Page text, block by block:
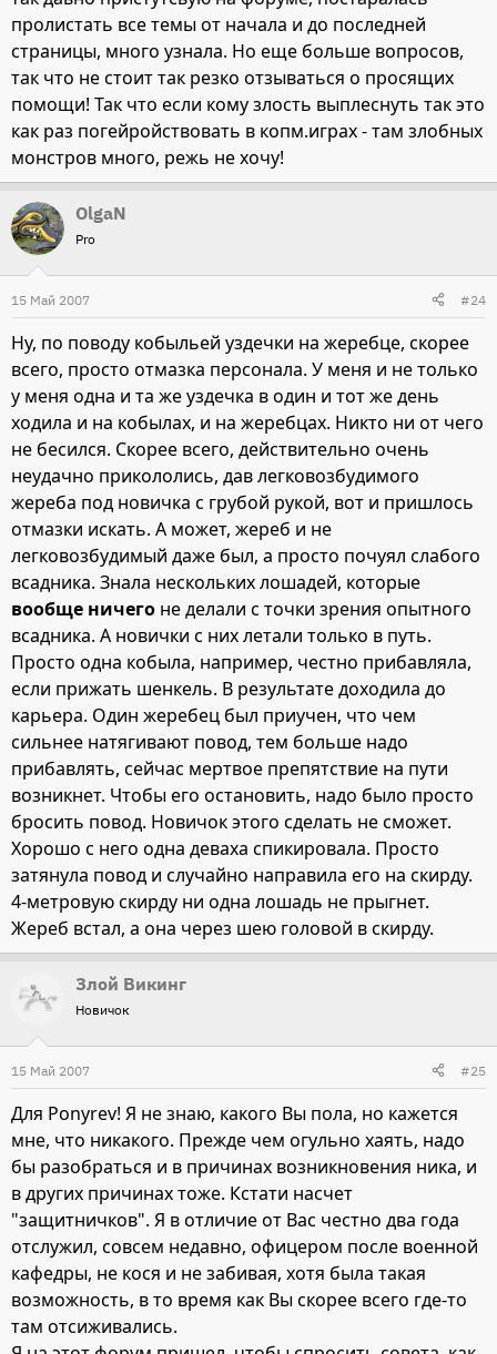
пролистать все темы от начала и до последней
страницы, много узнала. Но еще больше вопросов,
так что не стоит так резко отзываться о просящих
помощи! Так что если кому злость выплеснуть так это
как раз погейройствовать в копм.играх - там злобных
монстров много, режь не хочу!
OlgaN
Pro
15 Май 2007 #24
Ну, по поводу кобыльей уздечки на жеребце, скорее
всего, просто отмазка персонала. У меня и не только
у меня одна и та же уздечка в один и тот же день
ходила и на кобылах, и на жеребцах. Никто ни от чего
не бесился. Скорее всего, действительно очень
неудачно прикололись, дав легковозбудимого
жереба под новичка с грубой рукой, вот и пришлось
отмазки искать. А может, жереб и не
легковозбудимый даже был, а просто почуял слабого
всадника. Знала нескольких лошадей, которые
вообще ничего не делали с точки зрения опытного
всадника. А новички с них летали только в путь.
Просто одна кобыла, например, честно прибавляла,
если прижать шенкель. В результате доходила до
карьера. Один жеребец был приучен, что чем
сильнее натягивают повод, тем больше надо
прибавлять, сейчас мертвое препятствие на пути
возникнет. Чтобы его остановить, надо было просто
бросить повод. Новичок этого сделать не сможет.
Хорошо с него одна деваха спикировала. Просто
затянула повод и случайно направила его на скирду.
4-метровую скирду ни одна лошадь не прыгнет.
Жереб встал, а она через шею головой в скирду.
Злой Викинг
Новичок
15 Май 2007 #25
Для Ponyrev! Я не знаю, какого Вы пола, но кажется
мне, что никакого. Прежде чем огульно хаять, надо
бы разобраться и в причинах возникновения ника, и
в других причинах тоже. Кстати насчет
"защитничков". Я в отличие от Вас честно два года
отслужил, совсем недавно, офицером после военной
кафедры, не кося и не забивая, хотя была такая
возможность, в то время как Вы скорее всего где-то
там отсиживались.